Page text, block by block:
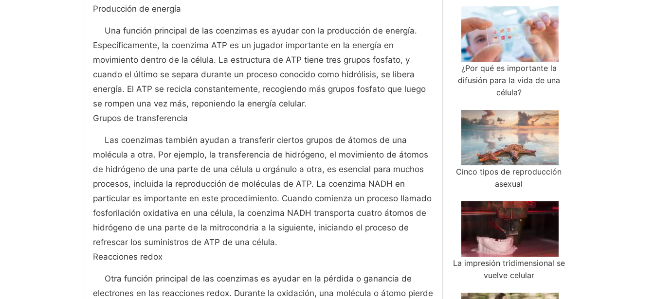
Producción de energía
Una función principal de las coenzimas es ayudar con la producción de energía.
Específicamente, la coenzima ATP es un jugador importante en la energía en
movimiento dentro de la célula. La estructura de ATP tiene tres grupos fosfato, y
cuando el último se separa durante un proceso conocido como hidrólisis, se libera
energía. El ATP se recicla constantemente, recogiendo más grupos fosfato que luego
se rompen una vez más, reponiendo la energía celular.
Grupos de transferencia
Las coenzimas también ayudan a transferir ciertos grupos de átomos de una
molécula a otra. Por ejemplo, la transferencia de hidrógeno, el movimiento de átomos
de hidrógeno de una parte de una célula u orgánulo a otra, es esencial para muchos
procesos, incluida la reproducción de moléculas de ATP. La coenzima NADH en
particular es importante en este procedimiento. Cuando comienza un proceso llamado
fosforilación oxidativa en una célula, la coenzima NADH transporta cuatro átomos de
hidrógeno de una parte de la mitrocondria a la siguiente, iniciando el proceso de
refrescar los suministros de ATP de una célula.
Reacciones redox
Otra función principal de las coenzimas es ayudar en la pérdida o ganancia de
electrones en las reacciones redox. Durante la oxidación, una molécula o átomo pierde
¿Por qué es importante la
difusión para la vida de una
célula?
Cinco tipos de reproducción
asexual
La impresión tridimensional se
vuelve celular